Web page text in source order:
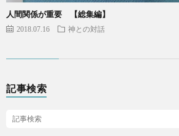
人間関係が重要 【総集編】
2018.07.16 神との対話
記事検索